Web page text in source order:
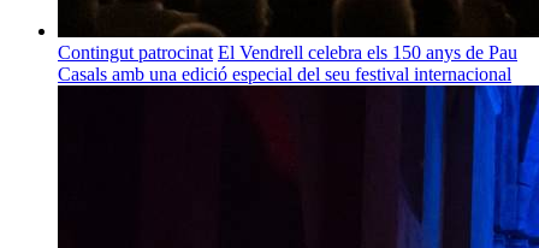
Contingut patrocinat El Vendrell celebra els 150 anys de Pau
Casals amb una edició especial del seu festival internacional